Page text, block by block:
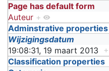
Page has default form
Auteur +
Adminstrative properties
Wijzigingsdatum
19:08:31, 19 maart 2013 +
Classification properties